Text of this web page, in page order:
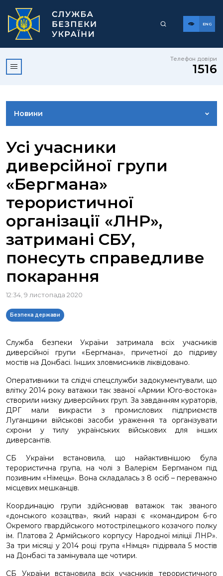
ENG
Телефон довіри
1516
Новини
ВІДЕОГАЛЕРЕЯ
КОНТАКТИ ПРЕСЦЕНТРУ
Усі учасники
диверсійної групи
«Бергмана»
терористичної
організації «ЛНР»,
затримані СБУ,
понесуть справедливе
покарання
12:34, 9 листопада 2020
Безпека держави
Служба безпеки України затримала всіх учасників
диверсійної групи «Бергмана», причетної до підриву
мостів на Донбасі. Інших зловмисників ліквідовано.
Оперативники та слідчі спецслужби задокументували, що
влітку 2014 року ватажки так званої «Армии Юго-востока»
створили низку диверсійних груп. За завданням кураторів,
ДРГ мали викрасти з промислових підприємств
Луганщини військові засоби ураження та організувати
схрони у тилу українських військових для інших
диверсантів.
СБ України встановила, що найактивнішою була
терористична група, на чолі з Валерієм Бергманом під
позивним «Німець». Вона складалась з 8 осіб – переважно
місцевих мешканців.
Координацію групи здійснював ватажок так званого
«донського козацтва», який наразі є «командиром 6-го
Окремого гвардійського мотострілецького козачого полку
ім. Платова 2 Армійського корпусу Народної міліції ЛНР».
За три місяці у 2014 році група «Німця» підірвала 5 мостів
на Донбасі та замінувала ще чотири.
СБ України встановила всіх учасників терористичного